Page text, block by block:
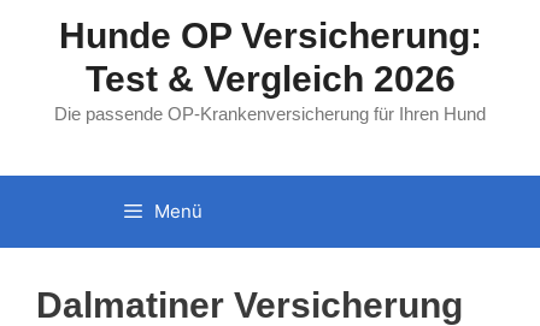
Hunde OP Versicherung:
Test & Vergleich 2026
Die passende OP-Krankenversicherung für Ihren Hund
Menü
Dalmatiner Versicherung